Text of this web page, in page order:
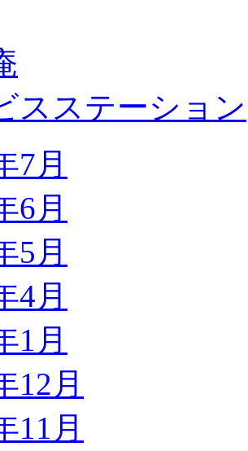
スステーション
7月
6月
5月
4月
1月
12月
11月